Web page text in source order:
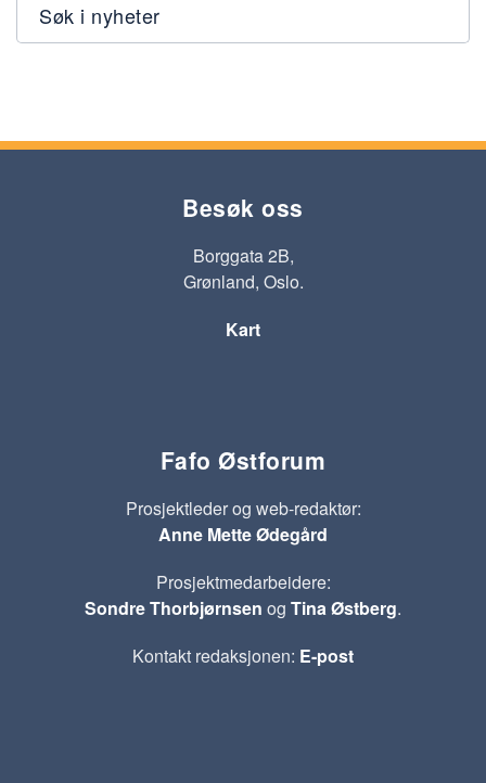
Søk i nyheter
Besøk oss
Borggata 2B,
Grønland, Oslo.
Kart
Fafo Østforum
Prosjektleder og web-redaktør:
Anne Mette Ødegård
Prosjektmedarbeidere:
Sondre Thorbjørnsen og Tina Østberg.
Kontakt redaksjonen: E-post